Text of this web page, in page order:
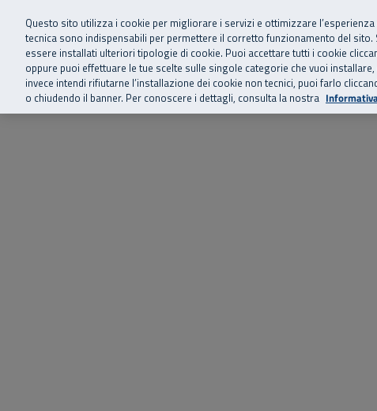
Vai al menu principale
Vai al contenuto principale
Vai al Footer
SuperAbile - il Contact Center Inail per il mondo della disabilità
Home Chi siamo Storie, news ed
Questo sito utilizza i cookie per migliorare i servizi e ottimizzare
tecnica sono indispensabili per permettere il corretto funzionamento del
essere installati ulteriori tipologie di cookie. Puoi accettare tutti i cookie
oppure puoi effettuare le tue scelte sulle singole categorie che vuoi installare,
invece intendi rifiutarne l’installazione dei cookie non tecnici, puoi farlo
o chiudendo il banner. Per conoscere i dettagli, consulta la nostra